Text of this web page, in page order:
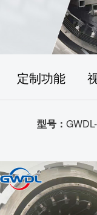
软件下载
定制功能
型号：